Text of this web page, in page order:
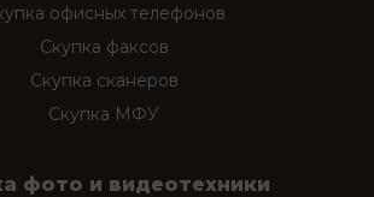
офисных телефонов
Скупка факсов
Скупка сканеров
Скупка МФУ
фото и видеотехники